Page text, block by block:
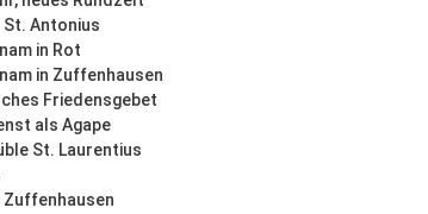
St. Antonius
in Rot
in Zuffenhausen
Friedensgebet
als Agape
St. Laurentius